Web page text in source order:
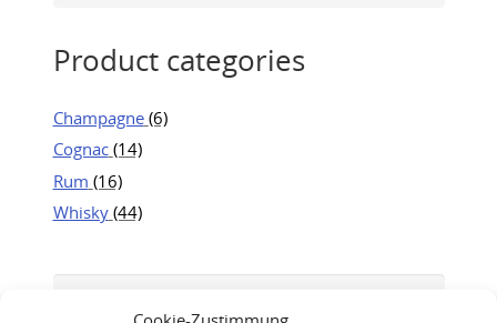
Product categories
Champagne (6)
Cognac (14)
Rum (16)
Whisky (44)